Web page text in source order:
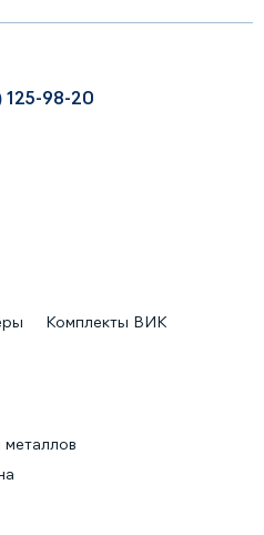
125-98-20
Комплекты ВИК